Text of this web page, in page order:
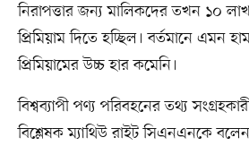
নিরাপত্তার জন্য মালিকদের তখন ১০
প্রিমিয়াম দিতে হচ্ছিল। বর্তমানে এমন
প্রিমিয়ামের উচ্চ হার কমেনি।
বিশ্বব্যাপী পণ্য পরিবহনের তথ্য
বিশ্লেষক ম্যাথিউ রাইট সিএনএনকে